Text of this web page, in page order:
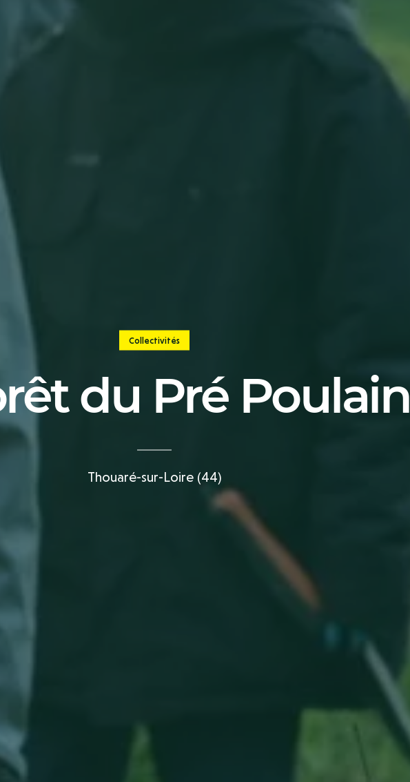
Collectivités
du Pré Poulain
Thouaré-sur-Loire (44)